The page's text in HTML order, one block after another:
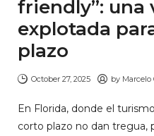
friendly”: una
explotada
plazo
October 27, 2025 by Marcelo
En Florida, donde el
corto plazo no dan tregua,